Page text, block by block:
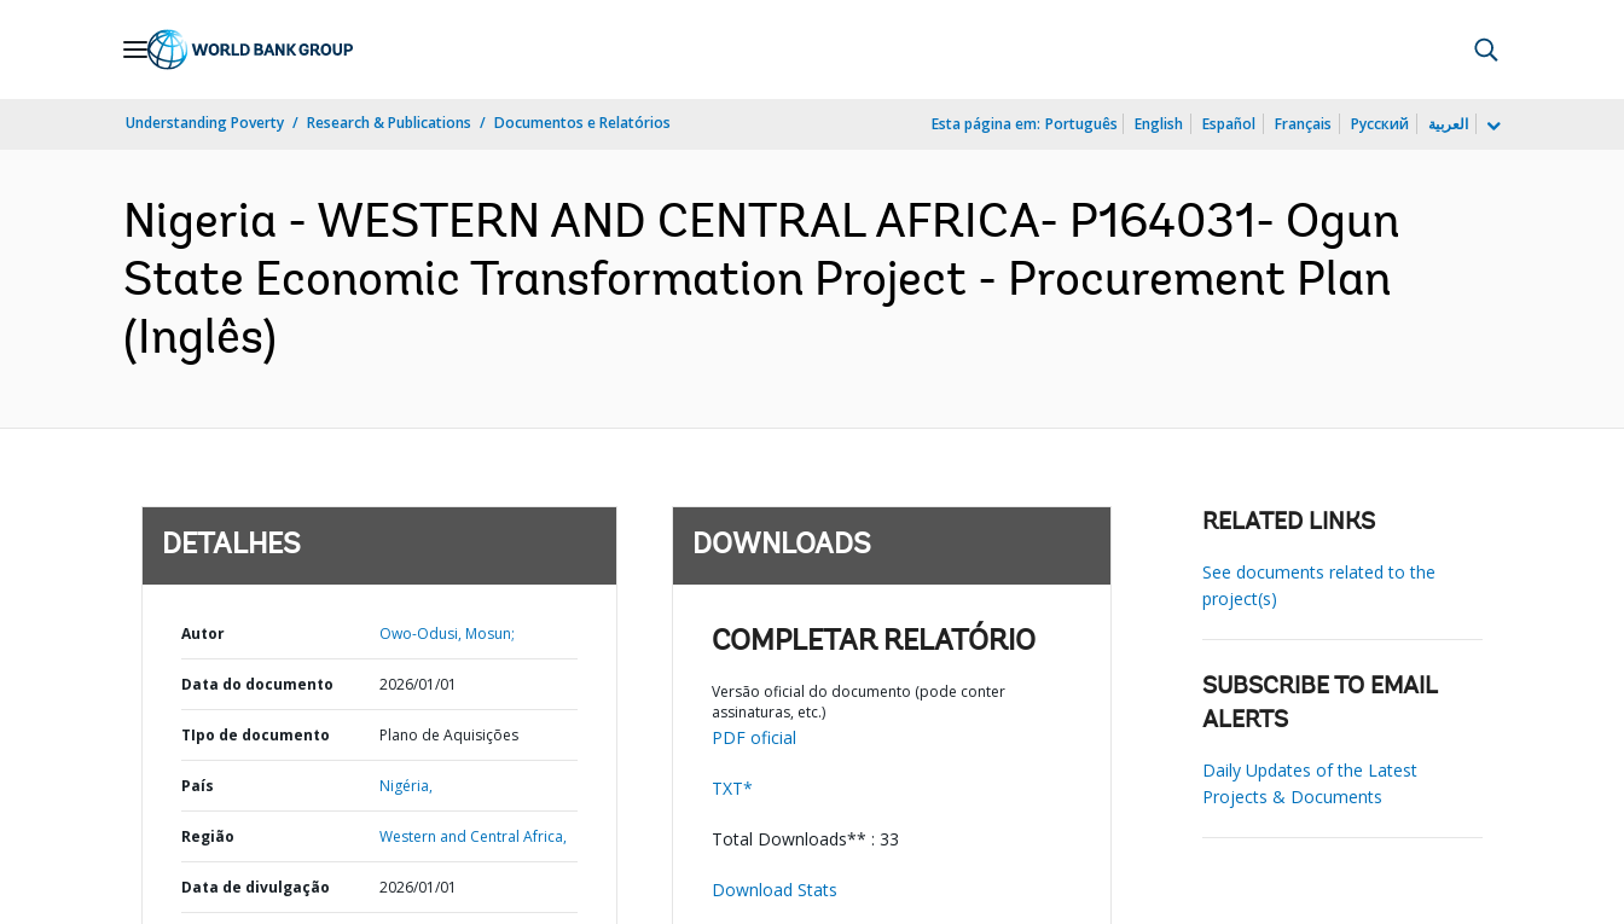
Understanding Poverty Research & Publications Documentos e Relatórios Esta página em: Português English Español Français Русский العربية
Nigeria - WESTERN AND CENTRAL AFRICA- P164031- Ogun
State Economic Transformation Project - Procurement Plan
(Inglês)
DETALHES
Autor Owo-Odusi, Mosun;
Data do documento 2026/01/01
TIpo de documento Plano de Aquisições
País Nigéria,
Região Western and Central Africa,
Data de divulgação 2026/01/01
DOWNLOADS
COMPLETAR RELATÓRIO
Versão oficial do documento (pode conter
assinaturas, etc.)
PDF oficial
TXT*
Total Downloads** : 33
Download Stats
RELATED LINKS
See documents related to the
project(s)
SUBSCRIBE TO EMAIL
ALERTS
Daily Updates of the Latest
Projects & Documents